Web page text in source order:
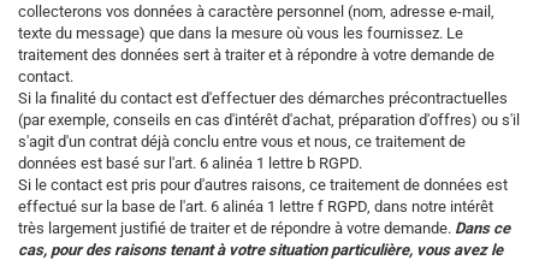
collecterons vos données à caractère personnel (nom, adresse e-mail,
texte du message) que dans la mesure où vous les fournissez. Le
traitement des données sert à traiter et à répondre à votre demande de
contact.
Si la finalité du contact est d'effectuer des démarches précontractuelles
(par exemple, conseils en cas d'intérêt d'achat, préparation d'offres) ou s'il
s'agit d'un contrat déjà conclu entre vous et nous, ce traitement de
données est basé sur l'art. 6 alinéa 1 lettre b RGPD.
Si le contact est pris pour d'autres raisons, ce traitement de données est
effectué sur la base de l'art. 6 alinéa 1 lettre f RGPD, dans notre intérêt
très largement justifié de traiter et de répondre à votre demande. Dans ce
cas, pour des raisons tenant à votre situation particulière, vous avez le